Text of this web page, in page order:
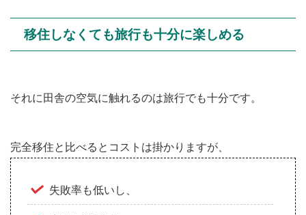
移住しなくても旅行も十分に楽しめる
それに田舎の空気に触れるのは旅行でも十分です。
完全移住と比べるとコストは掛かりますが、
失敗率も低いし、